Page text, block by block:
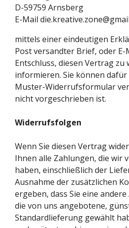
D-59759 Arnsberg
E-Mail
mittels einer eindeutigen
Post versandter Brief, oder
Entschluss, diesen Vertrag zu
informieren. Sie können
Muster-Widerrufsformular
nicht vorgeschrieben ist.
Widerrufsfolgen
Wenn Sie diesen Vertrag
Ihnen alle Zahlungen, die wir
haben, einschließlich der
Ausnahme der zusätzlichen
ergeben, dass Sie eine
die von uns angebotene,
Standardlieferung gewählt